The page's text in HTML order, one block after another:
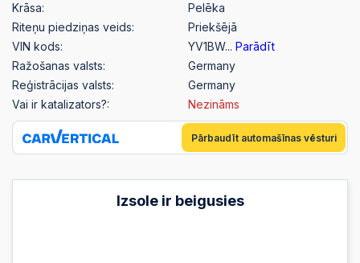
Krāsa:
Pelēka
Riteņu piedziņas veids:
Priekšējā
VIN kods:
YV1BW... Parādīt
Ražošanas valsts:
Germany
Reģistrācijas valsts:
Germany
Vai ir katalizators?:
Nezināms
Pārbaudīt automašīnas vēsturi
Izsole ir beigusies